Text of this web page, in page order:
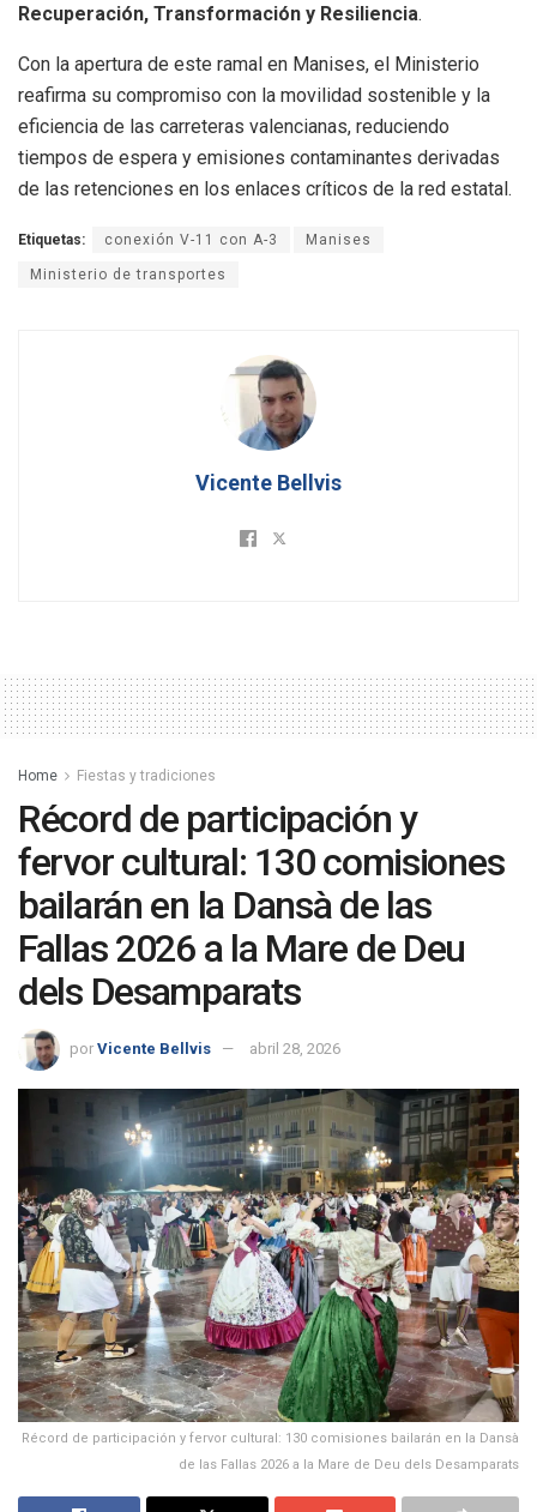
Recuperación, Transformación y Resiliencia.
Con la apertura de este ramal en Manises, el Ministerio
reafirma su compromiso con la movilidad sostenible y la
eficiencia de las carreteras valencianas, reduciendo
tiempos de espera y emisiones contaminantes derivadas
de las retenciones en los enlaces críticos de la red estatal.
Etiquetas: conexión V-11 con A-3 Manises
Ministerio de transportes
Vicente Bellvis
Home Fiestas y tradiciones
Récord de participación y
fervor cultural: 130 comisiones
bailarán en la Dansà de las
Fallas 2026 a la Mare de Deu
dels Desamparats
por Vicente Bellvis abril 28, 2026
Récord de participación y fervor cultural: 130 comisiones bailarán en la Dansà
de las Fallas 2026 a la Mare de Deu dels Desamparats